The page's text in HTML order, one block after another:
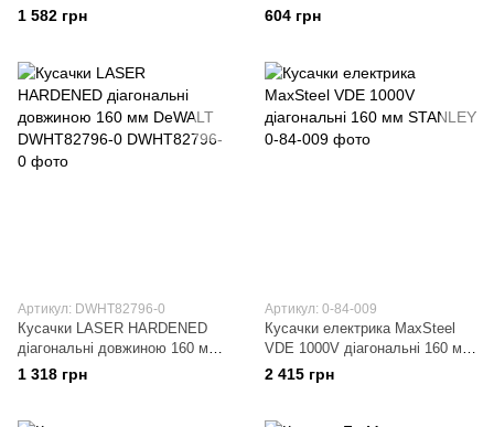
мм (DWHT0-74274)
1 582 грн 604 грн
Артикул: DWHT82796-0
Кусачки LASER HARDENED
діагональні довжиною 160 мм
DeWALT DWHT82796-0
1 318 грн
Артикул: 0-84-009
Кусачки електрика MaxSteel
VDE 1000V діагональні 160 мм
STANLEY
2 415 грн